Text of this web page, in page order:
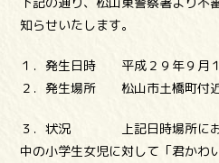
知らせいたします。
１．発生日時 平成２９年９月
２．発生場所 松山市土橋町付
３．状況 上記日時場所にお
中の小学生女児に対して「君かわ